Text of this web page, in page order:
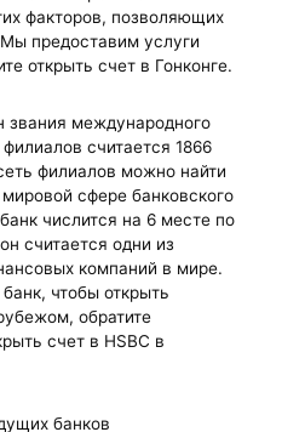
факторов, позволяющих
предоставим услуги
открыть счет в Гонконге.
звания международного
считается 1866
филиалов можно найти
сфере банковского
числится на 6 месте по
считается одни из
компаний в мире.
чтобы открыть
обратите
счет в HSBC в
банков